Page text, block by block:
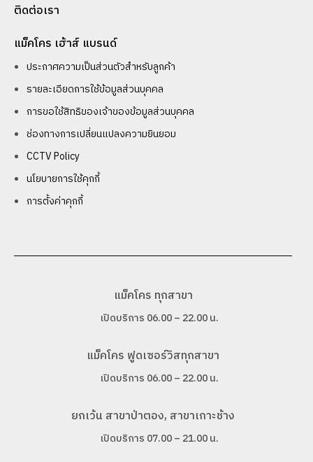
ติดต่อเรา
แม็คโคร เฮ้าส์ แบรนด์
ประกาศความเป็นส่วนตัวสำหรับลูกค้า
รายละเอียดการใช้ข้อมูลส่วนบุคคล
การขอใช้สิทธิของเจ้าของข้อมูลส่วนบุคคล
ช่องทางการเปลี่ยนแปลงความยินยอม
CCTV Policy
นโยบายการใช้คุกกี้
การตั้งค่าคุกกี้
แม็คโคร ทุกสาขา
เปิดบริการ 06.00 – 22.00 น.
แม็คโคร ฟูดเซอร์วิสทุกสาขา
เปิดบริการ 06.00 – 22.00 น.
ยกเว้น สาขาป่าตอง, สาขาเกาะช้าง
เปิดบริการ 07.00 – 21.00 น.